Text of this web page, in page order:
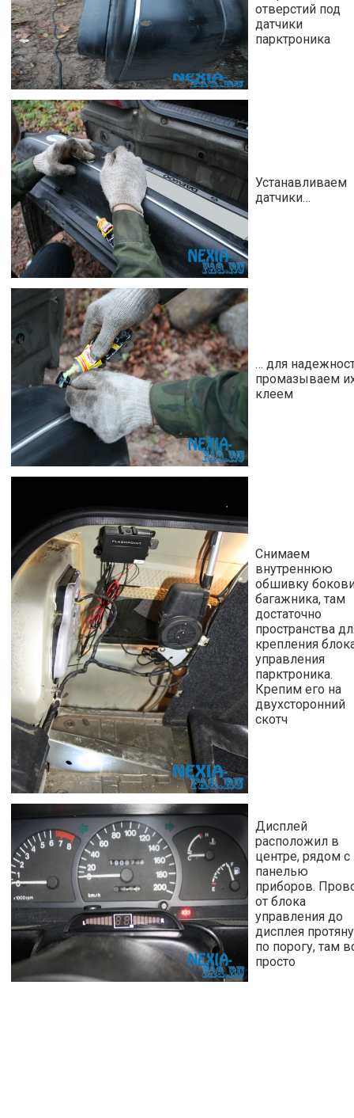
отверстий под
датчики
парктроника
Устанавливаем
датчики…
… для
промазываем
клеем
Снимаем
внутреннюю
обшивку
багажника, там
достаточно
пространства
крепления
управления
парктроника.
Крепим его на
двухсторонний
скотч
Дисплей
расположил в
центре, рядом с
панелью
приборов.
от блока
управления до
дисплея
по порогу, там
просто